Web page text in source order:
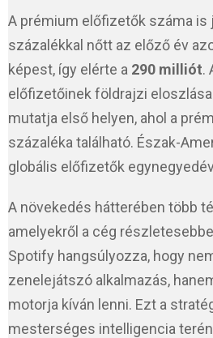
A prémium előfizetők száma is
százalékkal nőtt az előző év
képest, így elérte a 290 milliót.
előfizetőinek földrajzi
mutatja első helyen, ahol a
százaléka található. Észak-
globális előfizetők
A növekedés hátterében több
amelyekről a cég
Spotify hangsúlyozza, hogy
zenelejátszó alkalmazás,
motorja kíván lenni. Ezt a
mesterséges intelligencia